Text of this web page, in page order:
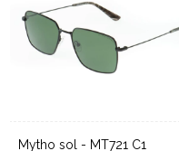
Mytho sol - MT721 C1